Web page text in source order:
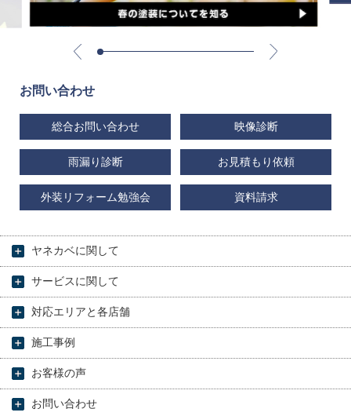
お問い合わせ
総合お問い合わせ 映像診断
雨漏り診断 お見積もり依頼
外装リフォーム勉強会 資料請求
ヤネカベに関して
サービスに関して
対応エリアと各店舗
施工事例
お客様の声
お問い合わせ